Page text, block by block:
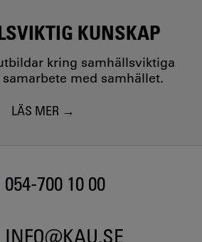
KUNSKAP
kring samhällsviktiga
med samhället.
LÄS MER
054-700 10 00
INFO@KAU.SE